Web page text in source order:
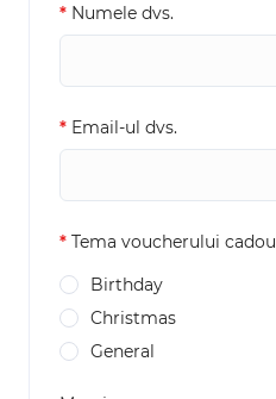
Numele dvs.
Email-ul dvs.
Tema voucherului cadou
Birthday
Christmas
General